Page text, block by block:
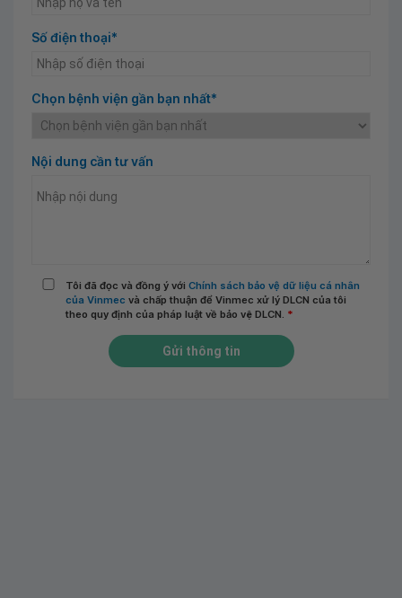
Số điện thoại*
Chọn bệnh viện gần bạn nhất*
Nội dung cần tư vấn
Tôi đã đọc và đồng ý với Chính sách bảo vệ dữ liệu cá nhân
của Vinmec và chấp thuận để Vinmec xử lý DLCN của tôi
theo quy định của pháp luật về bảo vệ DLCN. *
Gửi thông tin